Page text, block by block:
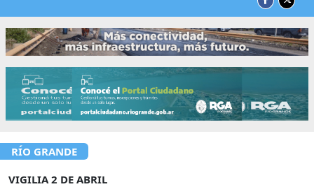
RÍO GRANDE
VIGILIA 2 DE ABRIL